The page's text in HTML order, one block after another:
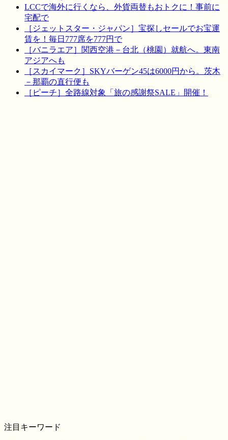
LCCで海外に行くなら、外貨両替もおトクに！事前に
宅配で
［ジェットスター・ジャパン］宝探しセールでお宝運
賃を！毎日777席を777円で
［バニラエア］関西空港－台北（桃園）就航へ。東南
アジアへも
［スカイマーク］SKYバーゲン45は6000円から。茨木
－那覇の直行便も
［ピーチ］全路線対象「旅の感謝祭SALE」開催！
注目キーワード